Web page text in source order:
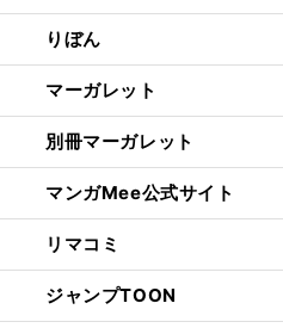
りぼん
マーガレット
別冊マーガレット
マンガMee公式サイト
リマコミ
ジャンプTOON